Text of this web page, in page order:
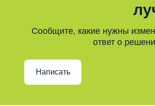
Сообщите, какие нужны
ответ о
Написать